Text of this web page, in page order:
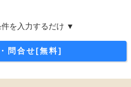
を入力するだけ ▼
問合せ[無料]